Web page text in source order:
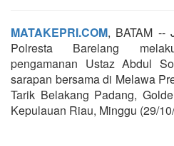
MATAKEPRI.COM, BATAM --
Polresta Barelang
pengamanan Ustaz Abdul
sarapan bersama di Melawa
Tarik Belakang Padang,
Kepulauan Riau, Minggu (29/